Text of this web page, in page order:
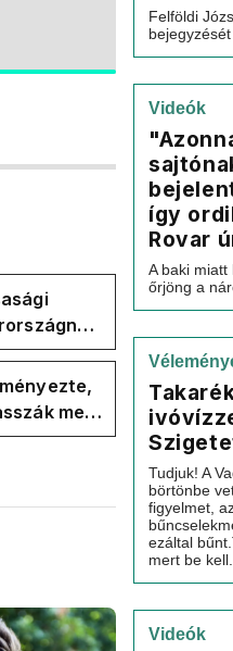
meg
Felföldi
Videók
így
Rovar
A baki
őrjöng a
Tudjuk! A
börtönbe
figyelmet,
ezáltal
mert be kell...
Videók